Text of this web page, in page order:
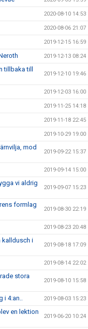
2020-08-10 14:53
2020-08-06 21:07
2019-12-15 16:59
2019-12-13 08:24
tillbaka till
2019-12-10 19:46
2019-12-03 16:00
2019-11-25 14:18
2019-11-18 22:45
2019-10-29 19:00
mod
2019-09-22 15:37
2019-09-14 15:00
vi aldrig
2019-09-07 15:23
formlag
2019-08-30 22:19
2019-08-23 20:48
kalldusch i
2019-08-18 17:09
2019-08-14 22:02
stora
2019-08-10 15:58
4:an.. 2019-08-03 15:23
en lektion
2019-06-20 10:24